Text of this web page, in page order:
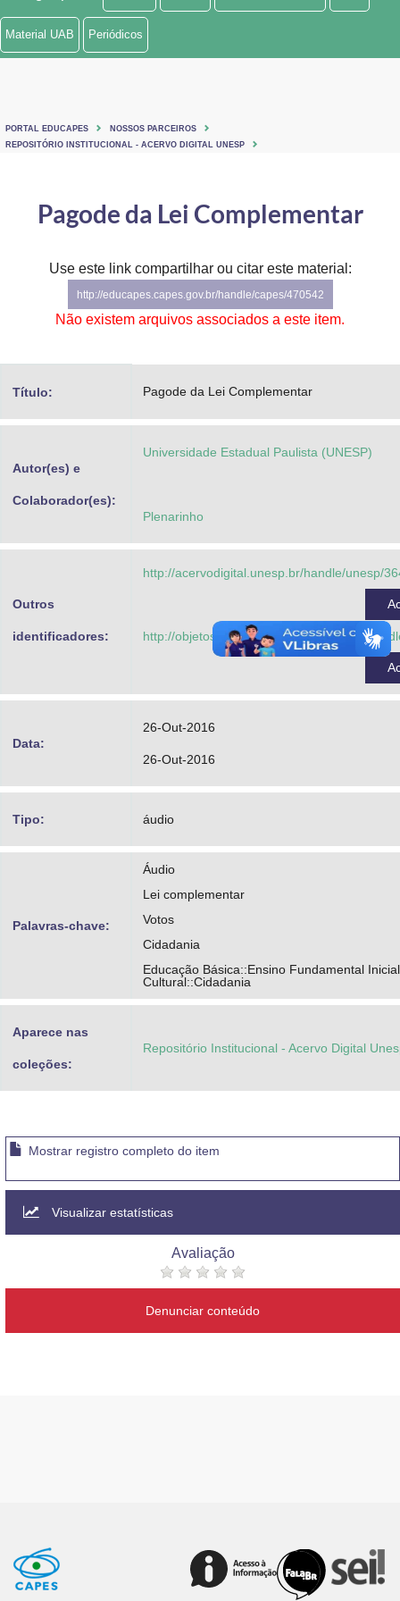
Ministério de Minas e Energia
Ministério do Turismo
Controladoria-Geral da União
Advocacia-Geral da União
Planalto
Material UAB Periódicos
PORTAL EDUCAPES
NOSSOS PARCEIROS
REPOSITÓRIO INSTITUCIONAL - ACERVO DIGITAL UNESP
Pagode da Lei Complementar
Use este link compartilhar ou citar este material:
http://educapes.capes.gov.br/handle/capes/470542
Não existem arquivos associados a este item.
Título: Pagode da Lei Complementar
Autor(es) e
Colaborador(es):
Universidade Estadual Paulista (UNESP)
Plenarinho
Outros
identificadores:
http://acervodigital.unesp.br/handle/unesp/
http://objetoseducacionais2.mec.gov.br/
Data:
26-Out-2016
26-Out-2016
Tipo: áudio
Palavras-chave:
Áudio
Lei complementar
Votos
Cidadania
Educação Básica::Ensino Fundamental
Cultural::Cidadania
Aparece nas
coleções:
Repositório Institucional - Acervo Digital
Mostrar registro completo do item
Visualizar estatísticas
Avaliação
Denunciar conteúdo